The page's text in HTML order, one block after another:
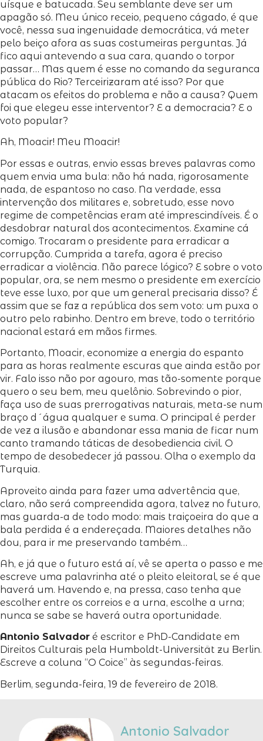
uísque e batucada. Seu semblante deve ser um
apagão só. Meu único receio, pequeno cágado, é que
você, nessa sua ingenuidade democrática, vá meter
pelo beiço afora as suas costumeiras perguntas. Já
fico aqui antevendo a sua cara, quando o torpor
passar… Mas quem é esse no comando da seguranca
pública do Rio? Terceirizaram até isso? Por que
atacam os efeitos do problema e não a causa? Quem
foi que elegeu esse interventor? E a democracia? E o
voto popular?
Ah, Moacir! Meu Moacir!
Por essas e outras, envio essas breves palavras como
quem envia uma bula: não há nada, rigorosamente
nada, de espantoso no caso. Na verdade, essa
intervenção dos militares e, sobretudo, esse novo
regime de competências eram até imprescindíveis. É o
desdobrar natural dos acontecimentos. Examine cá
comigo. Trocaram o presidente para erradicar a
corrupção. Cumprida a tarefa, agora é preciso
erradicar a violência. Não parece lógico? E sobre o voto
popular, ora, se nem mesmo o presidente em exercício
teve esse luxo, por que um general precisaria disso? É
assim que se faz a república dos sem voto: um puxa o
outro pelo rabinho. Dentro em breve, todo o território
nacional estará em mãos firmes.
Portanto, Moacir, economize a energia do espanto
para as horas realmente escuras que ainda estão por
vir. Falo isso não por agouro, mas tão-somente porque
quero o seu bem, meu quelônio. Sobrevindo o pior,
faça uso de suas prerrogativas naturais, meta-se num
braço d´água qualquer e suma. O principal é perder
de vez a ilusão e abandonar essa mania de ficar num
canto tramando táticas de desobediencia civil. O
tempo de desobedecer já passou. Olha o exemplo da
Turquia.
Aproveito ainda para fazer uma advertência que,
claro, não será compreendida agora, talvez no futuro,
mas guarda-a de todo modo: mais traiçoeira do que a
bala perdida é a endereçada. Maiores detalhes não
dou, para ir me preservando também…
Ah, e já que o futuro está aí, vê se aperta o passo e me
escreve uma palavrinha até o pleito eleitoral, se é que
haverá um. Havendo e, na pressa, caso tenha que
escolher entre os correios e a urna, escolhe a urna;
nunca se sabe se haverá outra oportunidade.
Antonio Salvador é escritor e PhD-Candidate em
Direitos Culturais pela Humboldt-Universität zu Berlin.
Escreve a coluna “O Coice” às segundas-feiras.
Berlim, segunda-feira, 19 de fevereiro de 2018.
Antonio Salvador